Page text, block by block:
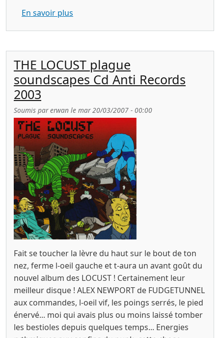
En savoir plus
THE LOCUST plague
soundscapes Cd Anti Records
2003
Soumis parerwan le mar 20/03/2007 - 00:00
Fait se toucher la lèvre du haut sur le bout de ton
nez, ferme l-oeil gauche et t-aura un avant goût du
nouvel album des LOCUST ! Certainement leur
meilleur disque ! ALEX NEWPORT de FUDGETUNNEL
aux commandes, l-oeil vif, les poings serrés, le pied
énervé... moi qui avais plus ou moins laissé tomber
les bestioles depuis quelques temps... Energies